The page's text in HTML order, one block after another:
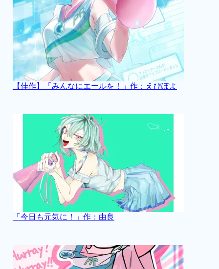
【佳作】「みんなにエールを！」作：えびぽよ
「今日も元気に！」作：由良